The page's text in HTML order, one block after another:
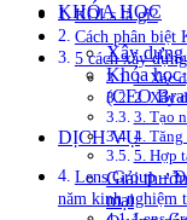
KHÓA HỌC
Xây dựng
Khóa học
(CEO
DỊCH VỤ
Giải
mại
KOLs là gì?
Cách phân biệt
5 cách xây
1. Xác
2. Xây
3. Tạo
4.
5. Hợp
Lens Group –
năm kinh nghiệm